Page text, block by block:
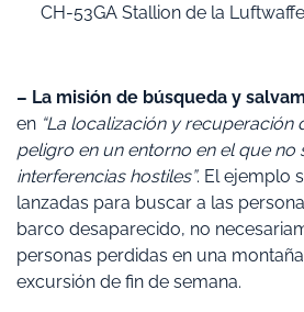
CH-53GA Stallion de la
– La misión de búsqueda y
en “La localización y recuperación
peligro en un entorno en el que no
interferencias hostiles”. El ejemplo
lanzadas para buscar a las
barco desaparecido, no
personas perdidas en una
excursión de fin de semana.